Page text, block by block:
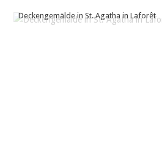
Deckengemälde in St. Agatha in Laforêt